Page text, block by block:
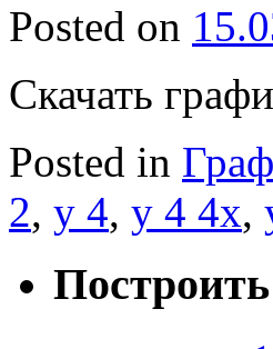
Posted on
Скачать
Posted in
2, y 4, y 4 4x,